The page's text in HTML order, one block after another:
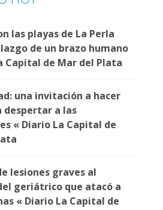
las playas de La Perla
de un brazo humano
Capital de Mar del Plata
una invitación a hacer
despertar a las
« Diario La Capital de
lesiones graves al
geriátrico que atacó a
« Diario La Capital de